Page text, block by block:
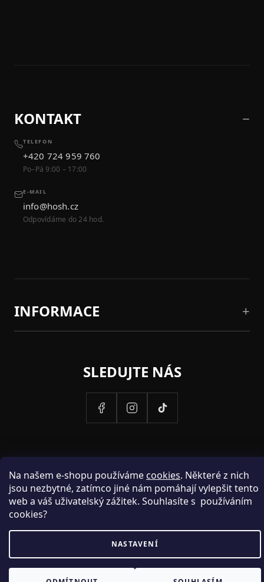
Na našem e-shopu používáme cookies. Některé z nich
jsou nezbytné, zatímco jiné nám pomáhají vylepšit tento
web a váš uživatelský zážitek. Souhlasíte s používáním
cookies?
NASTAVENÍ
KONTAKT
TELEFON
+420 724 959 760
Po–Pá 9:00 – 17:00
E-MAIL
info@hosh.cz
Odpovídáme do 24 hod.
INFORMACE
SLEDUJTE NÁS
PROVOZOVATELEM STRANEK HOSH.CZ JE SPOLECNOST PAK
FASHION S.R.O., IC: 25774701.